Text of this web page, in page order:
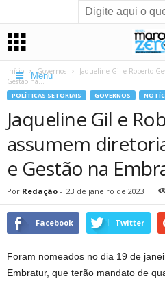
Menu
Início Governos
Jaqueline Gil e Roberto
Gestão na...
POLÍTICAS SETORIAIS GOVERNOS
Jaqueline Gil e
assumem
e Gestão na
Por Redação - 23 de janeiro de 2023
Facebook Twitter
Foram nomeados no dia 19 de
Embratur, que terão mandato de